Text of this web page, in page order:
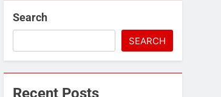
Search
SEARCH
Recent Posts